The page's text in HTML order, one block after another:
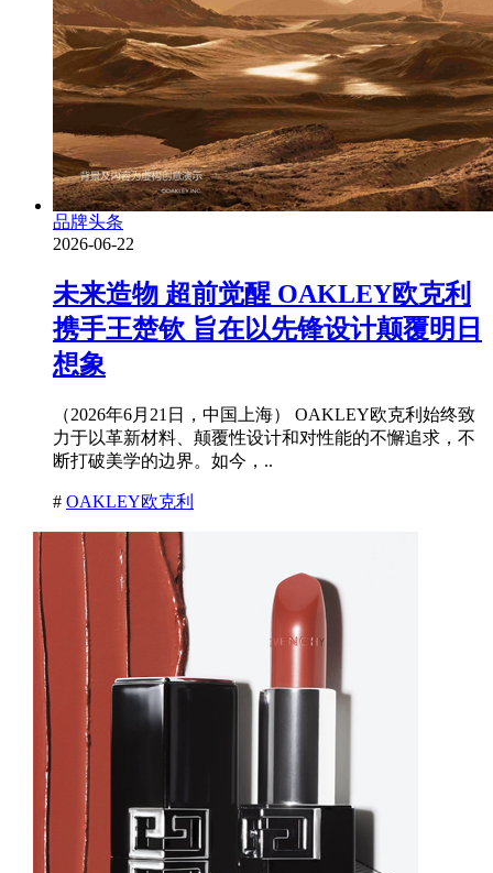
品牌头条
2026-06-22
未来造物 超前觉醒 OAKLEY欧克利
携手王楚钦 旨在以先锋设计颠覆明日
想象
（2026年6月21日，中国上海） OAKLEY欧克利始终致
力于以革新材料、颠覆性设计和对性能的不懈追求，不
断打破美学的边界。如今，..
# OAKLEY欧克利